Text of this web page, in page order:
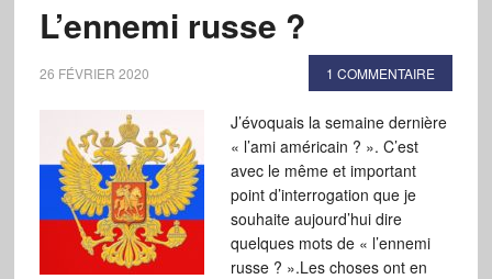
L’ennemi russe ?
26 FÉVRIER 2020 1 COMMENTAIRE
J’évoquais la semaine dernière
« l’ami américain ? ». C’est
avec le même et important
point d’interrogation que je
souhaite aujourd’hui dire
quelques mots de « l’ennemi
russe ? ».Les choses ont en